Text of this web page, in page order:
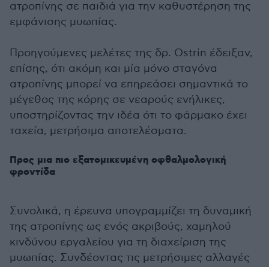
ατροπίνης σε παιδιά για την καθυστέρηση της
εμφάνισης μυωπίας.
Προηγούμενες μελέτες της δρ. Ostrin έδειξαν,
επίσης, ότι ακόμη και μία μόνο σταγόνα
ατροπίνης μπορεί να επηρεάσει σημαντικά το
μέγεθος της κόρης σε νεαρούς ενήλικες,
υποστηρίζοντας την ιδέα ότι το φάρμακο έχει
ταχεία, μετρήσιμα αποτελέσματα.
Προς μια πιο εξατομικευμένη οφθαλμολογική
φροντίδα
Συνολικά, η έρευνα υπογραμμίζει τη δυναμική
της ατροπίνης ως ενός ακριβούς, χαμηλού
κινδύνου εργαλείου για τη διαχείριση της
μυωπίας. Συνδέοντας τις μετρήσιμες αλλαγές